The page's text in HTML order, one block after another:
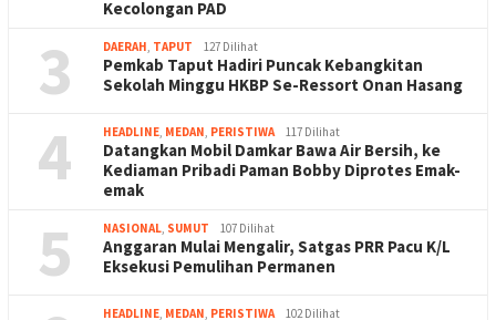
Kecolongan PAD
3 DAERAH TAPUT 127 Dilihat
Pemkab Taput Hadiri Puncak Kebangkitan
Sekolah Minggu HKBP Se-Ressort Onan Hasang
4 HEADLINE MEDAN PERISTIWA 117 Dilihat
Datangkan Mobil Damkar Bawa Air Bersih, ke
Kediaman Pribadi Paman Bobby Diprotes Emak-
emak
5 NASIONAL SUMUT 107 Dilihat
Anggaran Mulai Mengalir, Satgas PRR Pacu K/L
Eksekusi Pemulihan Permanen
HEADLINE MEDAN PERISTIWA 102 Dilihat